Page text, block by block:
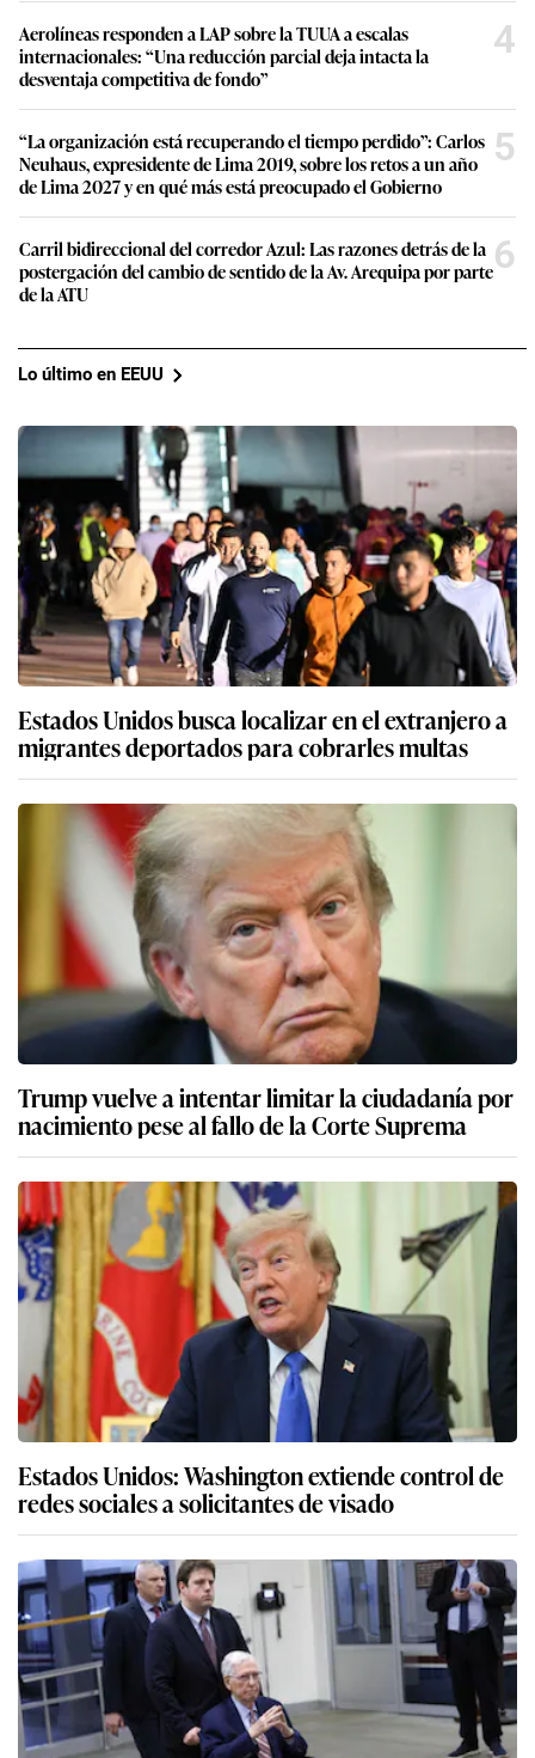
Aerolíneas responden a LAP sobre la TUUA a escalas
internacionales: “Una reducción parcial deja intacta la
desventaja competitiva de fondo”
4
“La organización está recuperando el tiempo perdido”: Carlos
Neuhaus, expresidente de Lima 2019, sobre los retos a un año
de Lima 2027 y en qué más está preocupado el Gobierno
5
Carril bidireccional del corredor Azul: Las razones detrás de la
postergación del cambio de sentido de la Av. Arequipa por parte
de la ATU
6
Lo último en EEUU
Estados Unidos busca localizar en el extranjero a
migrantes deportados para cobrarles multas
Trump vuelve a intentar limitar la ciudadanía por
nacimiento pese al fallo de la Corte Suprema
Estados Unidos: Washington extiende control de
redes sociales a solicitantes de visado